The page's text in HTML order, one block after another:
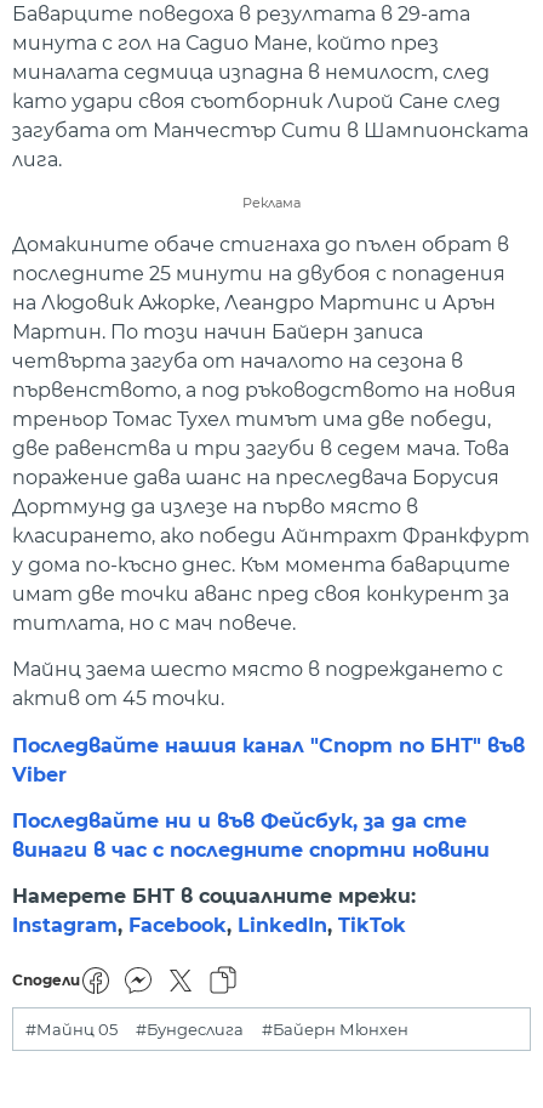
Баварците поведоха в резултата в 29-ата
минута с гол на Садио Мане, който през
миналата седмица изпадна в немилост, след
като удари своя съотборник Лирой Сане след
загубата от Манчестър Сити в Шампионската
лига.
Реклама
Домакините обаче стигнаха до пълен обрат в
последните 25 минути на двубоя с попадения
на Людовик Ажорке, Леандро Мартинс и Арън
Мартин. По този начин Байерн записа
четвърта загуба от началото на сезона в
първенството, а под ръководството на новия
треньор Томас Тухел тимът има две победи,
две равенства и три загуби в седем мача. Това
поражение дава шанс на преследвача Борусия
Дортмунд да излезе на първо място в
класирането, ако победи Айнтрахт Франкфурт
у дома по-късно днес. Към момента баварците
имат две точки аванс пред своя конкурент за
титлата, но с мач повече.
Майнц заема шесто място в подреждането с
актив от 45 точки.
Последвайте нашия канал "Спорт по БНТ" във
Viber
Последвайте ни и във Фейсбук, за да сте
винаги в час с последните спортни новини
Намерете БНТ в социалните мрежи:
Instagram, Facebook, LinkedIn, TikTok
Сподели
#Майнц 05 #Бундеслига #Байерн Мюнхен